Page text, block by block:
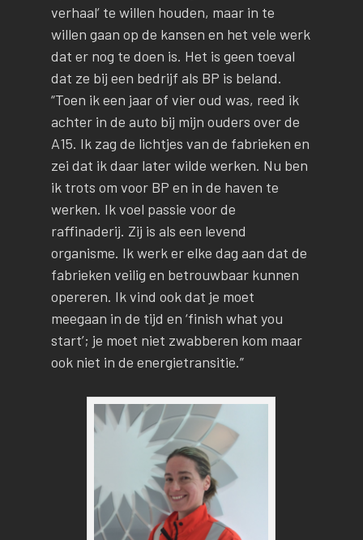
verhaal’ te willen houden, maar in te
willen gaan op de kansen en het vele werk
dat er nog te doen is. Het is geen toeval
dat ze bij een bedrijf als BP is beland.
“Toen ik een jaar of vier oud was, reed ik
achter in de auto bij mijn ouders over de
A15. Ik zag de lichtjes van de fabrieken en
zei dat ik daar later wilde werken. Nu ben
ik trots om voor BP en in de haven te
werken. Ik voel passie voor de
raffinaderij. Zij is als een levend
organisme. Ik werk er elke dag aan dat de
fabrieken veilig en betrouwbaar kunnen
opereren. Ik vind ook dat je moet
meegaan in de tijd en ‘finish what you
start’; je moet niet zwabberen kom maar
ook niet in de energietransitie.”